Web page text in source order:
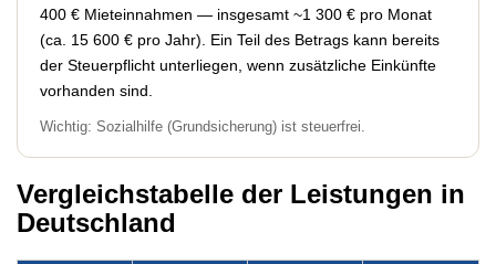
400 € Mieteinnahmen — insgesamt ~1 300 € pro Monat
(ca. 15 600 € pro Jahr). Ein Teil des Betrags kann bereits
der Steuerpflicht unterliegen, wenn zusätzliche Einkünfte
vorhanden sind.
Wichtig: Sozialhilfe (Grundsicherung) ist steuerfrei.
Vergleichstabelle der Leistungen in
Deutschland